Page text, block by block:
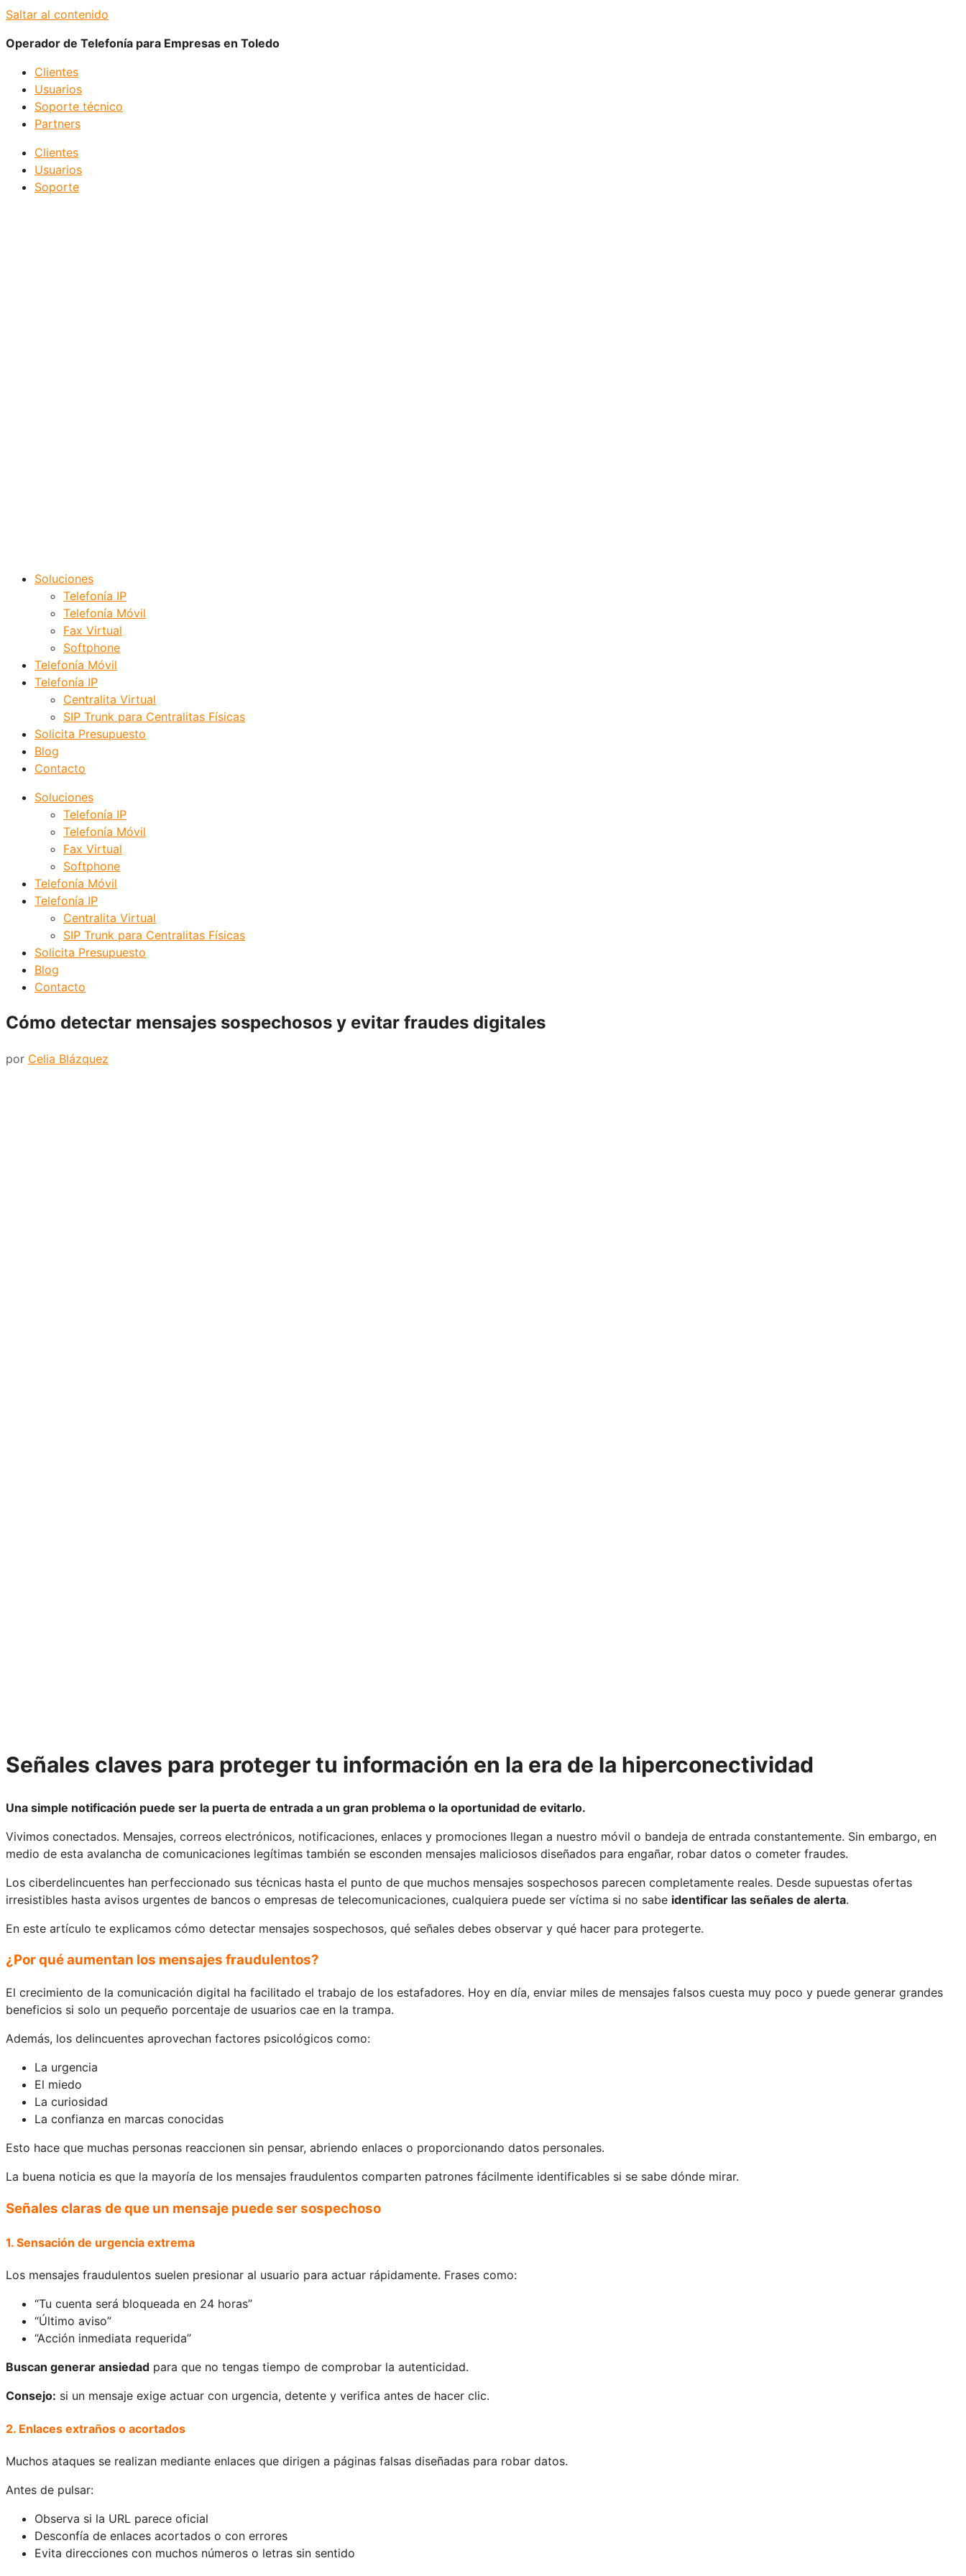
Saltar al contenido
Operador de Telefonía para Empresas en Toledo
Clientes
Usuarios
Soporte técnico
Partners
Clientes
Usuarios
Soporte
Soluciones
Telefonía IP
Telefonía Móvil
Fax Virtual
Softphone
Telefonía Móvil
Telefonía IP
Centralita Virtual
SIP Trunk para Centralitas Físicas
Solicita Presupuesto
Blog
Contacto
Soluciones
Telefonía IP
Telefonía Móvil
Fax Virtual
Softphone
Telefonía Móvil
Telefonía IP
Centralita Virtual
SIP Trunk para Centralitas Físicas
Solicita Presupuesto
Blog
Contacto
Cómo detectar mensajes sospechosos y evitar fraudes digitales
por Celia Blázquez
Señales claves para proteger tu información en la era de la hiperconectividad
Una simple notificación puede ser la puerta de entrada a un gran problema o la oportunidad de evitarlo.
Vivimos conectados. Mensajes, correos electrónicos, notificaciones, enlaces y promociones llegan a nuestro móvil o bandeja de entrada constantemente. Sin embargo, en
medio de esta avalancha de comunicaciones legítimas también se esconden mensajes maliciosos diseñados para engañar, robar datos o cometer fraudes.
Los ciberdelincuentes han perfeccionado sus técnicas hasta el punto de que muchos mensajes sospechosos parecen completamente reales. Desde supuestas ofertas
irresistibles hasta avisos urgentes de bancos o empresas de telecomunicaciones, cualquiera puede ser víctima si no sabe identificar las señales de alerta.
En este artículo te explicamos cómo detectar mensajes sospechosos, qué señales debes observar y qué hacer para protegerte.
¿Por qué aumentan los mensajes fraudulentos?
El crecimiento de la comunicación digital ha facilitado el trabajo de los estafadores. Hoy en día, enviar miles de mensajes falsos cuesta muy poco y puede generar grandes
beneficios si solo un pequeño porcentaje de usuarios cae en la trampa.
Además, los delincuentes aprovechan factores psicológicos como:
La urgencia
El miedo
La curiosidad
La confianza en marcas conocidas
Esto hace que muchas personas reaccionen sin pensar, abriendo enlaces o proporcionando datos personales.
La buena noticia es que la mayoría de los mensajes fraudulentos comparten patrones fácilmente identificables si se sabe dónde mirar.
Señales claras de que un mensaje puede ser sospechoso
1. Sensación de urgencia extrema
Los mensajes fraudulentos suelen presionar al usuario para actuar rápidamente. Frases como:
“Tu cuenta será bloqueada en 24 horas”
“Último aviso”
“Acción inmediata requerida”
Buscan generar ansiedad para que no tengas tiempo de comprobar la autenticidad.
Consejo: si un mensaje exige actuar con urgencia, detente y verifica antes de hacer clic.
2. Enlaces extraños o acortados
Muchos ataques se realizan mediante enlaces que dirigen a páginas falsas diseñadas para robar datos.
Antes de pulsar:
Observa si la URL parece oficial
Desconfía de enlaces acortados o con errores
Evita direcciones con muchos números o letras sin sentido